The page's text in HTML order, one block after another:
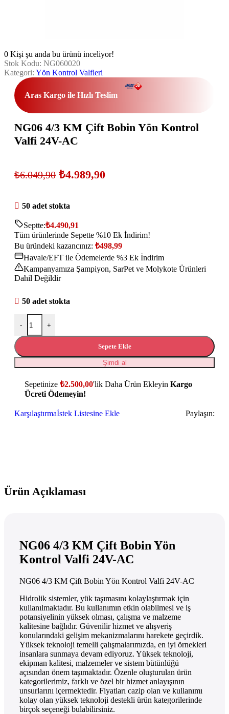
0 Kişi şu anda bu ürünü inceliyor!
Stok Kodu: NG060020
Kategori: Yön Kontrol Valfleri
Aras Kargo ile Hızlı Teslim
NG06 4/3 KM Çift Bobin Yön Kontrol
Valfi 24V-AC
₺6.049,90 ₺4.989,90
50 adet stokta
Septte:₺4.490,91
Tüm ürünlerinde Sepette %10 Ek İndirim!
Bu üründeki kazancınız: ₺498,99
Havale/EFT ile Ödemelerde %3 Ek İndirim
Kampanyamıza Şampiyon, SarPet ve Molykote Ürünleri
Dahil Değildir
50 adet stokta
- +
Sepete Ekle
Şimdi al
Sepetinize ₺2.500,00'lik Daha Ürün Ekleyin Kargo
Ücreti Ödemeyin!
Karşılaştırmaİstek Listesine Ekle Paylaşın:
Ürün Açıklaması
NG06 4/3 KM Çift Bobin Yön
Kontrol Valfi 24V-AC
NG06 4/3 KM Çift Bobin Yön Kontrol Valfi 24V-AC
Hidrolik sistemler, yük taşımasını kolaylaştırmak için
kullanılmaktadır. Bu kullanımın etkin olabilmesi ve iş
potansiyelinin yüksek olması, çalışma ve malzeme
kalitesine bağlıdır. Güvenilir hizmet ve alışveriş
konularındaki gelişim mekanizmalarını harekete geçirdik.
Yüksek teknoloji temelli çalışmalarımızda, en iyi örnekleri
insanlara sunmaya devam ediyoruz. Yüksek teknoloji,
ekipman kalitesi, malzemeler ve sistem bütünlüğü
açısından önem taşımaktadır. Özenle oluşturulan ürün
kategorilerimiz, farklı ve özel bir hizmet anlayışının
unsurlarını içermektedir. Fiyatları cazip olan ve kullanımı
kolay olan yüksek teknoloji destekli ürün kategorilerinde
birçok seçeneği bulabilirsiniz.